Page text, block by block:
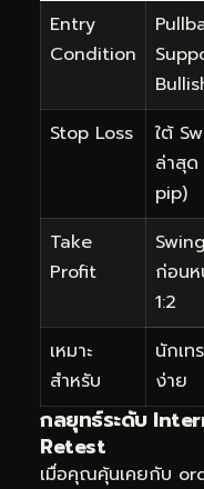
Entry
Condition
Stop Loss
ใต้
ล่าสุ
pip)
Take
Profit
ก่อนห
1:2
เหมาะ
สำหรับ
นักเท
ง่าย
กลยุทธ์ระดับ
Retest
เมื่อคุณคุ้นเคยกับ